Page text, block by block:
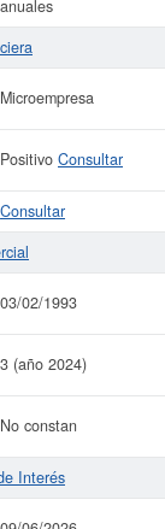
anuales
Microempresa
Positivo Consultar
Consultar
03/02/1993
3 (año 2024)
No constan
Interés